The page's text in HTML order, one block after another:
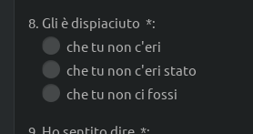
8. Gli è dispiaciuto *:
che tu non c'eri
che tu non c'eri stato
che tu non ci fossi